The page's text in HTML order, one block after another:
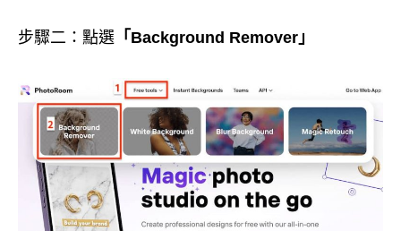
步驟二：點選 「Background Remover」